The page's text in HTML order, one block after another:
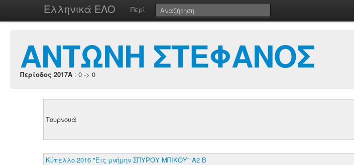
Ελληνικά ΕΛΟ Περί
ΑΝΤΩΝΗ ΣΤΕΦΑΝΟΣ
Περίοδος 2017A : 0 -> 0
Τουρνουά
Κύπελλο 2016 "Εις μνήμην ΣΠΥΡΟΥ ΜΠΙΚΟΥ" Α2 Β